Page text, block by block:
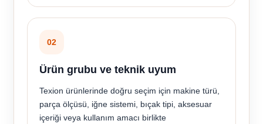
02
Ürün grubu ve teknik uyum
Texion ürünlerinde doğru seçim için makine türü,
parça ölçüsü, iğne sistemi, bıçak tipi, aksesuar
içeriği veya kullanım amacı birlikte